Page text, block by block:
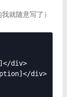
就随意写了）
div>
div>